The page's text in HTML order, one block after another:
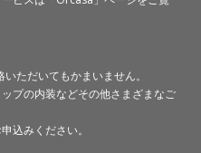
ただいてもかまいません。
プの内装などその他さまざまなご
込みください。